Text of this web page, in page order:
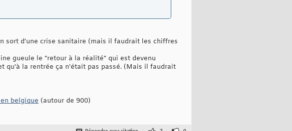
sort d'une crise sanitaire (mais il faudrait les chiffres
gueule le "retour à la réalité" qui est devenu
qu'à la rentrée ça n'était pas passé. (Mais il faudrait
belgique (autour de 900)